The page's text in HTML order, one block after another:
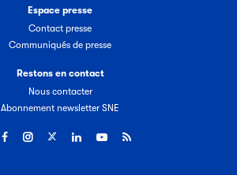
Espace presse
Contact presse
Communiqués de presse
Restons en contact
Nous contacter
Abonnement newsletter SNE